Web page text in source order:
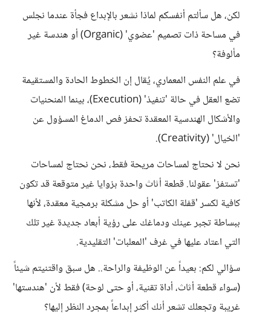
لكن، هل سألتم أنفسكم لماذا نشعر بالإبداع فجأة عندما نجلس
في مساحة ذات تصميم 'عضوي' (Organic) أو هندسة غير
مألوفة؟
في علم النفس المعماري، يُقال إن الخطوط الحادة والمستقيمة
تضع العقل في حالة 'تنفيذ' (Execution)، بينما المنحنيات
والأشكال الهندسية المعقدة تحفز فص الدماغ المسؤول عن
'الخيال' (Creativity).
نحن لا نحتاج لمساحات مريحة فقط، نحن نحتاج لمساحات
'تستفز' عقولنا. قطعة أثاث واحدة بزوايا غير متوقعة قد تكون
كافية لكسر 'قفلة الكاتب' أو حل مشكلة برمجية معقدة، لأنها
ببساطة تجبر عينك ودماغك على رؤية أبعاد جديدة غير تلك
التي اعتاد عليها في غرف 'المعلبات' التقليدية.
سؤالي لكم: بعيداً عن الوظيفة والراحة.. هل سبق واقتنيتم شيئاً
(سواء قطعة أثاث، أداة تقنية، أو حتى لوحة) فقط لأن 'هندستها'
غريبة وتجعلك تشعر أنك أكثر إبداعاً بمجرد النظر إليها؟